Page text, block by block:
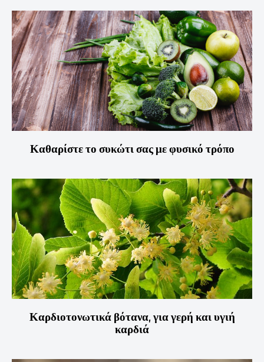
Καθαρίστε το συκώτι σας με φυσικό τρόπο
Καρδιοτονωτικά βότανα, για γερή και υγιή
καρδιά